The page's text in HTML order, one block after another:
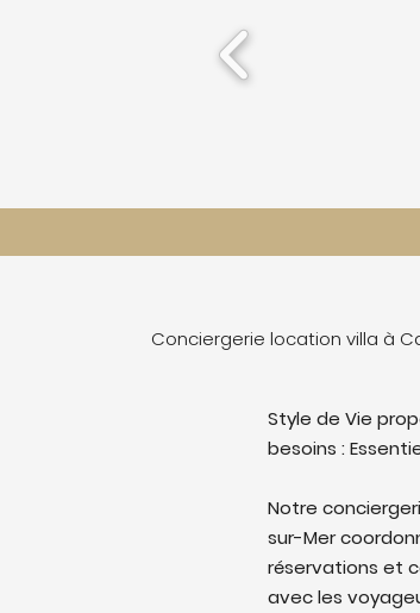
Conciergerie location villa à
Style de Vie
besoins :
Notre
sur-Mer
réservations et
avec les